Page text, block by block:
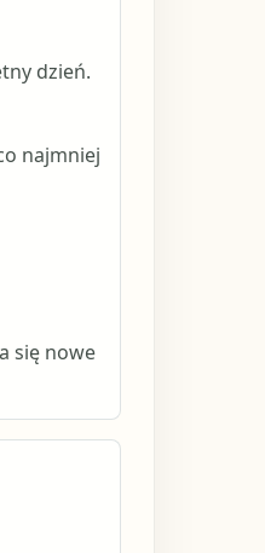
dzień.
najmniej
się nowe